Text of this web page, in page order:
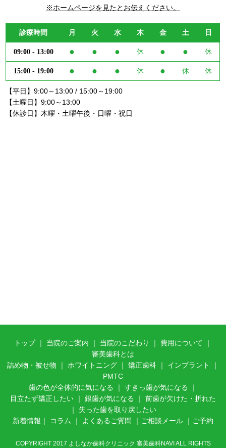
※ホームページを見たとお伝えください。
診療時間 月 火 水 木 金 土 日
09:00 - 13:00 ● ● ● 休 ● ● 休
15:00 - 19:00 ● ● ● 休 ● 休 休
【平日】9:00～13:00 / 15:00～19:00
【土曜日】9:00～13:00
【休診日】木曜・土曜午後・日曜・祝日
トップ｜ 当院のご案内 ｜ 当 院のこだわり ｜ 費用について ｜
審美歯科とは
詰め物・被せ物 ｜ ホワイトニング ｜ 矯正歯科 ｜ インプラント
｜
PMTC
歯の色が全体的に気になる
｜ すきっ歯が気になる
｜
目立たず矯正したい ｜ 銀歯が気になる ｜ 前歯が欠けた・折れた
｜ 失った歯を取り戻したい
新着情報 ｜ コラム ｜ よくあるご質問 ｜ ご相談メール ｜ ご予約
COPYRIGHT 2017 よしなか歯科クリニック 審美歯科NAVI ALL RIGHTS